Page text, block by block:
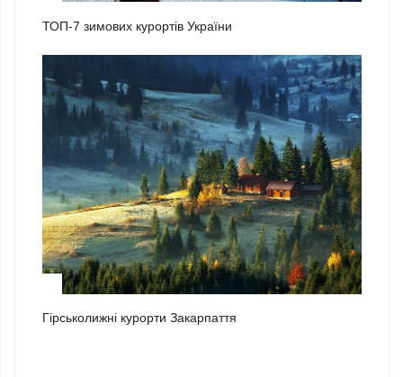
ТОП-7 зимових курортів України
Гірськолижні курорти Закарпаття